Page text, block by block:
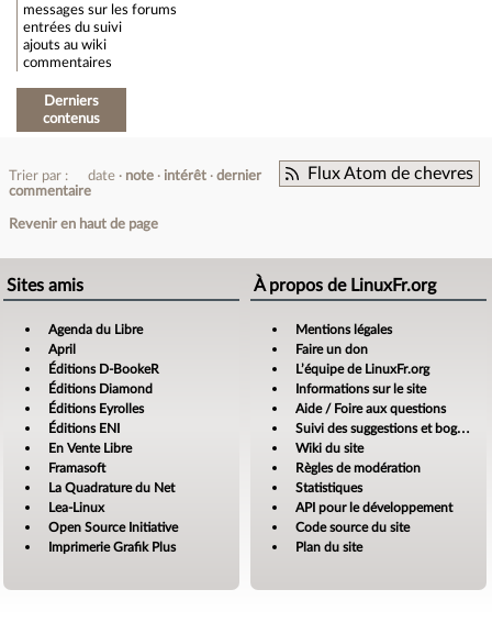
messages sur les forums
entrées du suivi
ajouts au wiki
commentaires
Derniers
contenus
Flux Atom de chevres
Trier par : date note intérêt
dernier
commentaire
Revenir en haut de page
Sites amis
Agenda du Libre
April
Éditions D-BookeR
Éditions Diamond
Éditions Eyrolles
Éditions ENI
En Vente Libre
Framasoft
La Quadrature du Net
Lea-Linux
Open Source Initiative
Imprimerie Grafik Plus
À propos de LinuxFr.org
Mentions légales
Faire un don
L’équipe de LinuxFr.org
Informations sur le site
Aide / Foire aux questions
Suivi des suggestions et bogues
Wiki du site
Règles de modération
Statistiques
API pour le développement
Code source du site
Plan du site